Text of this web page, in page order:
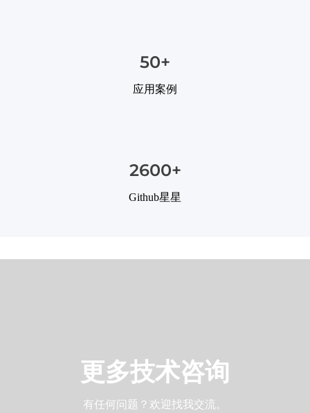
50+
应用案例
2600+
Github星星
更多技术咨询
有任何问题？欢迎找我交流。